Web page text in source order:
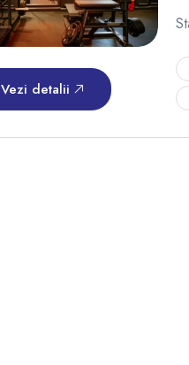
Vezi detalii